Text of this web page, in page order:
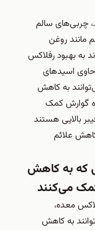
چربی‌های سالم
روغن
به بهبود رفلاکس
اسیدهای
به کاهش
گوارش کمک
بالایی هستند
علائم
که به کاهش
می‌کنند
معده،
به کاهش